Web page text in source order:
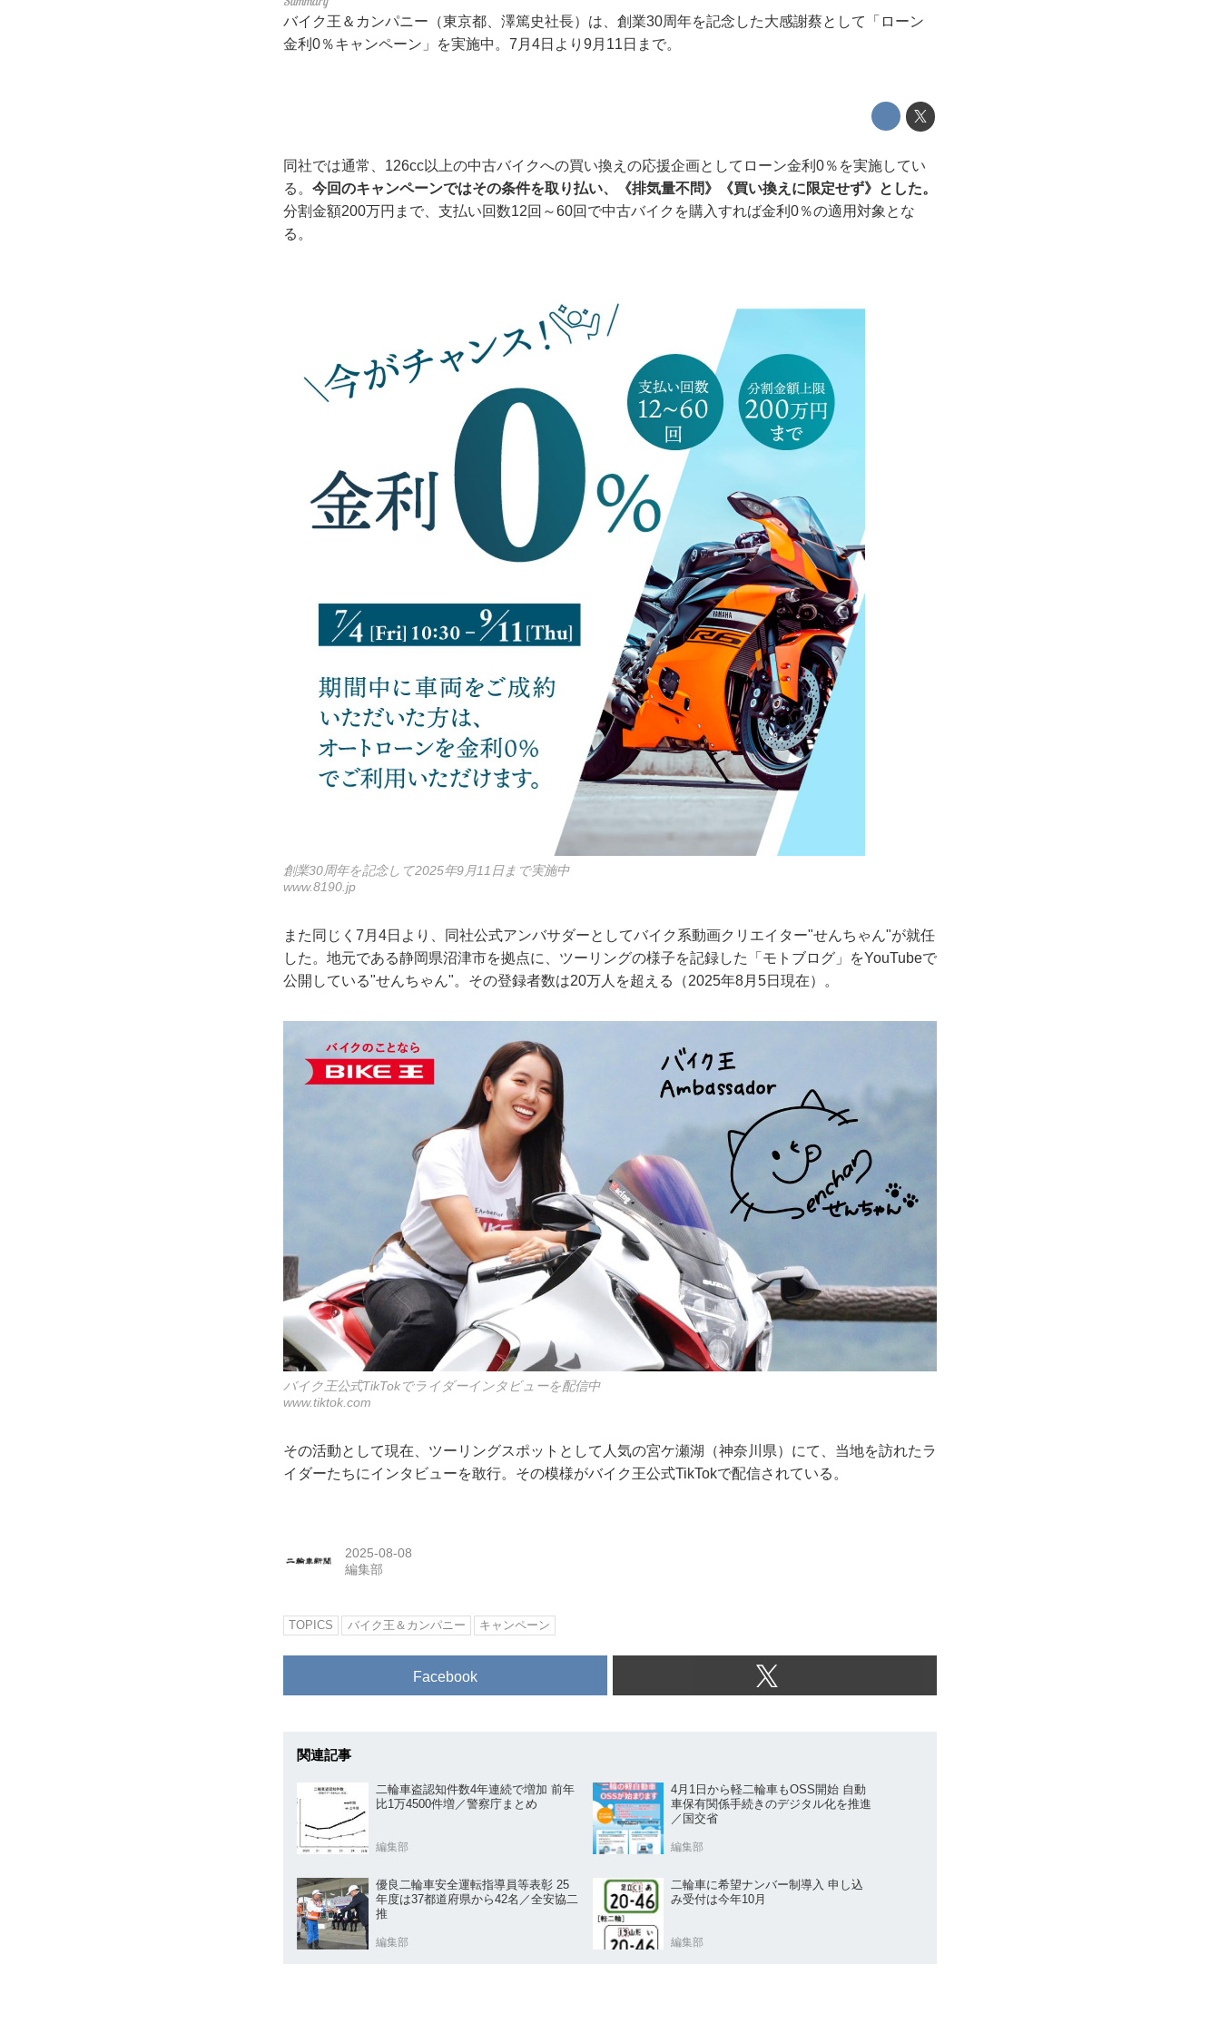
バイク王＆カンパニー（東京都、澤篤史社長）は、創業30周年を記念した大感謝蔡として「ローン
金利0％キャンペーン」を実施中。7月4日より9月11日まで。
同社では通常、126cc以上の中古バイクへの買い換えの応援企画としてローン金利0％を実施してい
る。 今回のキャンペーンではその条件を取り払い、《排気量不問》《買い換えに限定せず》とした。
分割金額200万円まで、支払い回数12回～60回で中古バイクを購入すれば金利0％の適用対象とな
る。
創業30周年を記念して2025年9月11日まで実施中
www.8190.jp
また同じく7月4日より、同社公式アンバサダーとしてバイク系動画クリエイター"せんちゃん"が就任
した。地元である静岡県沼津市を拠点に、ツーリングの様子を記録した「モトブログ」をYouTubeで
公開している"せんちゃん"。その登録者数は20万人を超える（2025年8月5日現在）。
バイク王公式TikTokでライダーインタビューを配信中
www.tiktok.com
その活動として現在、ツーリングスポットとして人気の宮ケ瀬湖（神奈川県）にて、当地を訪れたラ
イダーたちにインタビューを敢行。その模様がバイク王公式TikTokで配信されている。
2025-08-08
編集部
TOPICS バイク王＆カンパニー キャンペーン
Facebook
関連記事
二輪車盗認知件数4年連続で増加 前年
比1万4500件増／警察庁まとめ
編集部
4月1日から軽二輪車もOSS開始 自動
車保有関係手続きのデジタル化を推進
／国交省
編集部
優良二輪車安全運転指導員等表彰 25
年度は37都道府県から42名／全安協二
推
編集部
二輪車に希望ナンバー制導入 申し込
み受付は今年10月
編集部